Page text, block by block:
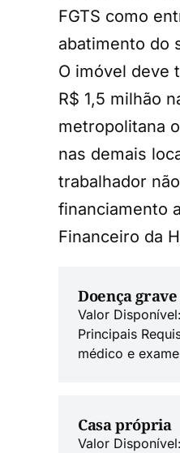
FGTS como
abatimento do
O imóvel deve
R$ 1,5 milhão
metropolitana
nas demais
trabalhador
financiamento
Financeiro da
Doença grave
Valor
Principais
médico e
Casa própria
Valor